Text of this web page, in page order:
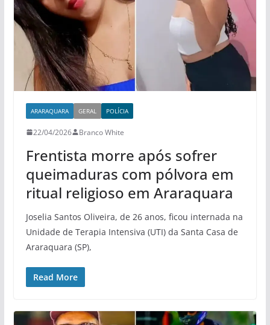
ARARAQUARA GERAL POLÍCIA
22/04/2026 Branco White
Frentista morre após sofrer
queimaduras com pólvora em
ritual religioso em Araraquara
Joselia Santos Oliveira, de 26 anos, ficou internada na
Unidade de Terapia Intensiva (UTI) da Santa Casa de
Araraquara (SP),
Read More